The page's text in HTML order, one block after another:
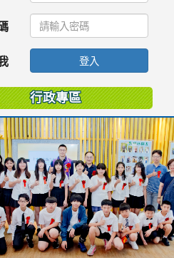
登入
行政專區